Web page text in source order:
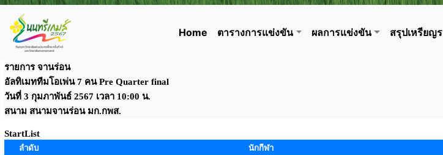
Home ตารางการแข่งขัน ผลการแข่งขัน สรุปเหรียญ
รายการ จานร่อน
อัลทิเมททีมโอเพ่น 7 คน Pre Quarter final
วันที่ 3 กุมภาพันธ์ 2567 เวลา 10:00 น.
สนาม สนามจานร่อน มก.กพส.
StartList
ลำดับ นักกีฬา